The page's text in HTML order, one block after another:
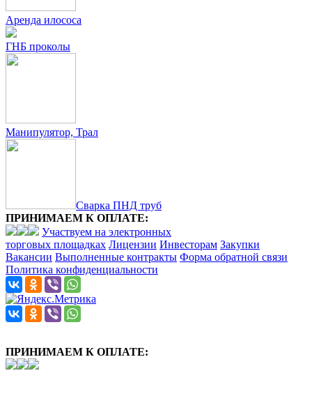
Аренда илососа
ГНБ проколы
Манипулятор, Трал
Сварка ПНД труб
ПРИНИМАЕМ К ОПЛАТЕ:
Участвуем на электронных
торговых площадках Лицензии Инвесторам Закупки
Вакансии Выполненные контракты Форма обратной связи
Политика конфиденциальности
ПРИНИМАЕМ К ОПЛАТЕ: